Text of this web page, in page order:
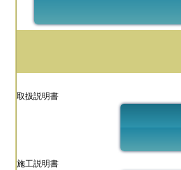
取扱説明書
施工説明書